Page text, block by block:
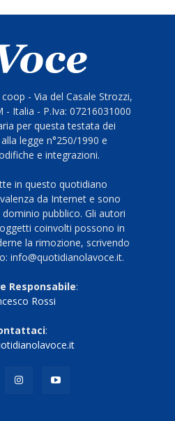
- Via del Casale Strozzi,
- Italia - P.Iva: 07216031000
per questa testata dei
legge n°250/1990 e
e integrazioni.
in questo quotidiano
da Internet e sono
pubblico. Gli autori
coinvolti possono in
la rimozione, scrivendo
info@quotidianolavoce.it.
Responsabile:
Rossi
: